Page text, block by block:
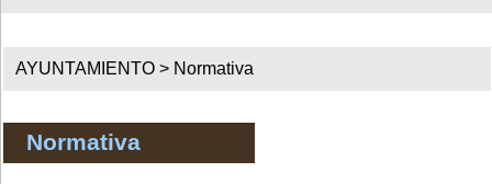
AYUNTAMIENTO > Normativa
Normativa